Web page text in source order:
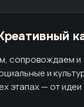
сопровождаем и
и
этапах — от